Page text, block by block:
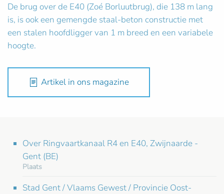
De brug over de E40 (Zoé Borluutbrug), die 138 m lang
is, is ook een gemengde staal-beton constructie met
een stalen hoofdligger van 1 m breed en een variabele
hoogte.
Artikel in ons magazine
Over Ringvaartkanaal R4 en E40, Zwijnaarde -
Gent (BE)
Plaats
Stad Gent / Vlaams Gewest / Provincie Oost-